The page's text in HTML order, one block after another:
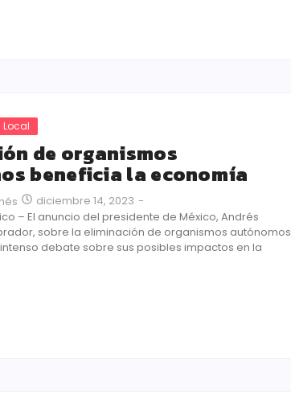
Local
de organismos
beneficia la economía
diciembre 14, 2023 -
– El anuncio del presidente de México, Andrés
sobre la eliminación de organismos autónomos
debate sobre sus posibles impactos en la